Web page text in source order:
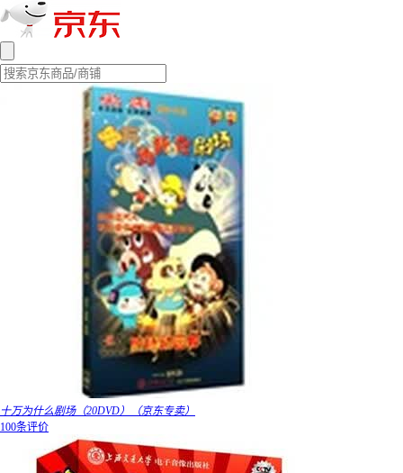
十万为什么剧场（20DVD）（京东专卖）
100条评价